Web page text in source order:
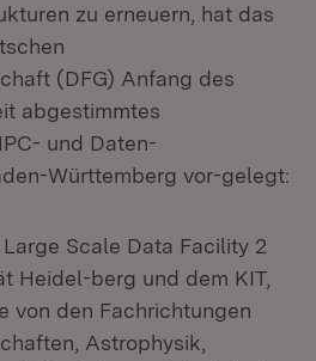
zu erneuern, hat das
(DFG) Anfang des
abgestimmtes
und Daten-
Württemberg vor-gelegt:
Scale Data Facility 2
Heidel-berg und dem KIT,
von den Fachrichtungen
Astrophysik,